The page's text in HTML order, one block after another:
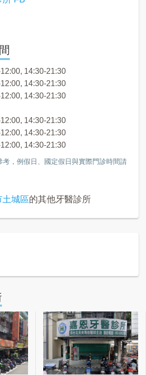
14:30-21:30
14:30-21:30
14:30-21:30
14:30-21:30
14:30-21:30
14:30-21:30
考，例假日、國定假日與實際門診時間請
土城區的其他牙醫診所